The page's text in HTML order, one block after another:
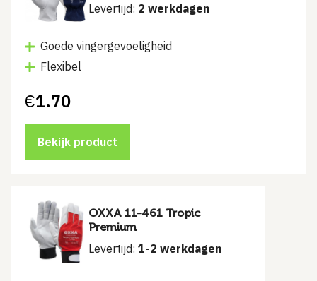
Levertijd: 2 werkdagen
Goede vingergevoeligheid
Flexibel
€1.70
Bekijk product
OXXA 11-461 Tropic
Premium
Levertijd: 1-2 werkdagen